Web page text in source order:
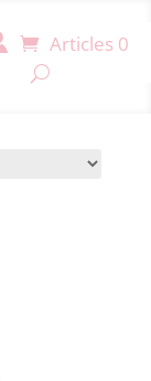
Articles 0